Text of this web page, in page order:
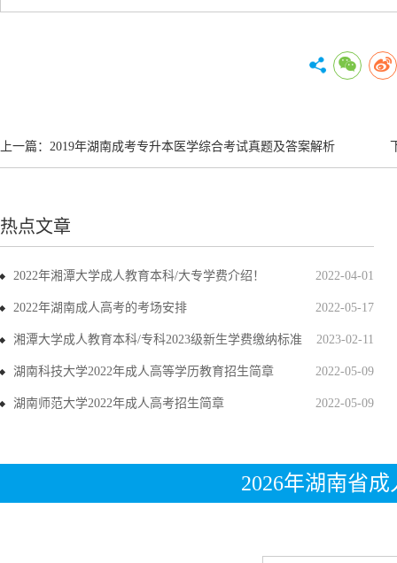
上一篇： 2019年湖南成考专升本医学综合考试真题及答案解析
热点文章
2022-04-01
2022年湘潭大学成人教育本科/大专学费介绍！
2022-05-17
2022年湖南成人高考的考场安排
2023-02-11
湘潭大学成人教育本科/专科2023级新生学费缴纳标准
2022-05-09
湖南科技大学2022年成人高等学历教育招生简章
2022-05-09
湖南师范大学2022年成人高考招生简章
2026年湖南省